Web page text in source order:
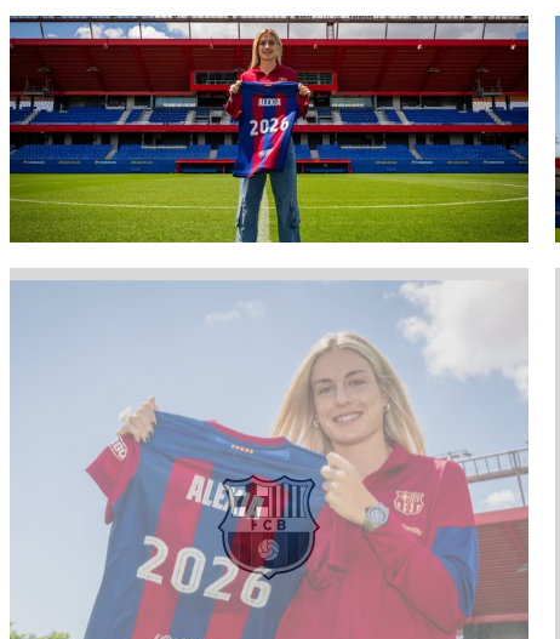
FC Barcelona club badge
FC Barcelona club badge